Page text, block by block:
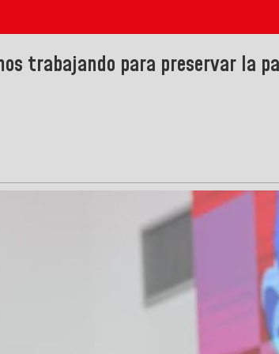
trabajando para preservar la